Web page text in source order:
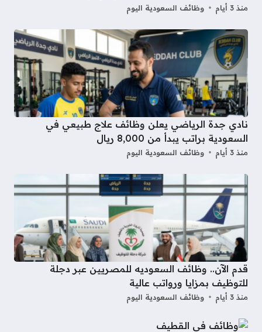
منذ 3 أيام وظائف السعودية اليوم
نادي جدة الرياضي يعلن وظائف علاج طبيعي في
السعودية براتب يبدأ من 8,000 ريال
منذ 3 أيام وظائف السعودية اليوم
قدم الآن.. وظائف السعوديه للمصريين عبر دجلة
للتوظيف بمزايا ورواتب عالية
منذ 3 أيام وظائف السعودية اليوم